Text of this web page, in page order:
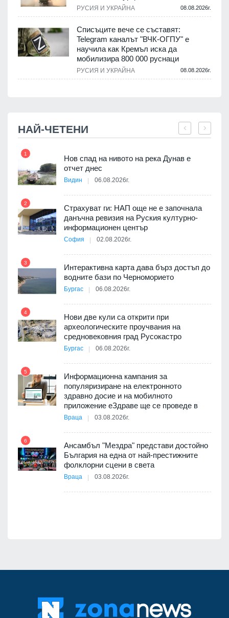
РУСИЯ И УКРАЙНА 08.08.2026г.
Списъците вече се съставят:
Telegram каналът "ВЧК-ОГПУ" е
научила как Кремъл иска да
мобилизира 800 000 руснаци
РУСИЯ И УКРАЙНА 08.08.2026г.
НАЙ-ЧЕТЕНИ
1
Нов спад на нивото на река Дунав е
отчет днес
Видин 06.08.2026г.
2
Страхуват ги: НАП още не е започнала
данъчна ревизия на Руския културно-
информационен център
София 02.08.2026г.
3
Интерактивна карта дава бърз достъп до
водните бази по Черноморието
Бургас 06.08.2026г.
4
Нови две кули са открити при
археологическите проучвания на
средновековния град Русокастро
Бургас 06.08.2026г.
5
Информационна кампания за
популяризиране на електронното
здравно досие и на мобилното
приложение еЗдраве ще се проведе в
Враца 03.08.2026г.
6
Ансамбъл "Мездра" представи достойно
България на една от най-престижните
фолклорни сцени в света
Враца 03.08.2026г.